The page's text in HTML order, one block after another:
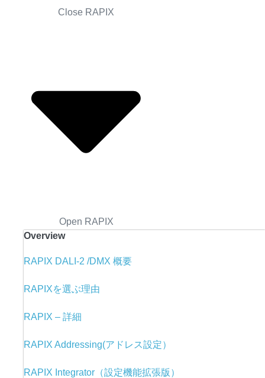
Close RAPIX
Open RAPIX
Overview
RAPIX DALI-2 /DMX 概要
RAPIXを選ぶ理由
RAPIX – 詳細
RAPIX Addressing(アドレス設定）
RAPIX Integrator（設定機能拡張版）